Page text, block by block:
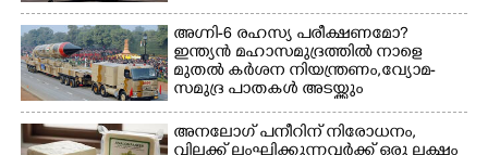
നായ. ഫോട്ടോ: കെ.വിശ്വജി
ത്ത്
അഗ്നി-6 രഹസ്യ പരീക്ഷണമോ?
ഇന്ത്യൻ മഹാസമുദ്രത്തിൽ നാളെ
മുതൽ കർശന നിയന്ത്രണം,വ്യോമ-
സമുദ്ര പാതകൾ അടയ്ക്കും
അനലോഗ് പനീറിന് നിരോധനം,